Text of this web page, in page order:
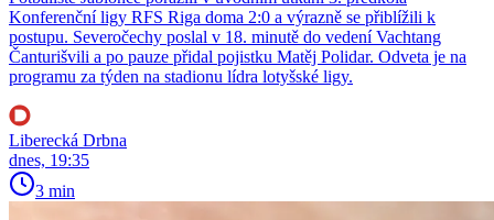
Konferenční ligy RFS Riga doma 2:0 a výrazně se přiblížili k
postupu. Severočechy poslal v 18. minutě do vedení Vachtang
Čanturišvili a po pauze přidal pojistku Matěj Polidar. Odveta je na
programu za týden na stadionu lídra lotyšské ligy.
Liberecká Drbna
dnes, 19:35
3 min